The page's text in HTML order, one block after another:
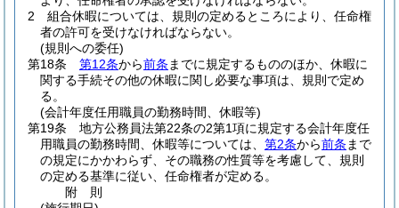
2
組合休暇については、規則の定めるところにより、任命権
者の許可を受けなければならない。
(規則への委任)
第18条
第12条から前条 までに規定するもののほか、休暇に
関する手続その他の休暇に関し必要な事項は、規則で定め
る。
(会計年度任用職員の勤務時間、休暇等)
第19条
地方公務員法第22条の2第1項に規定する会計年度任
用職員の勤務時間、休暇等については、 第2条から前条 まで
の規定にかかわらず、その職務の性質等を考慮して、規則
の定める基準に従い、任命権者が定める。
附 則